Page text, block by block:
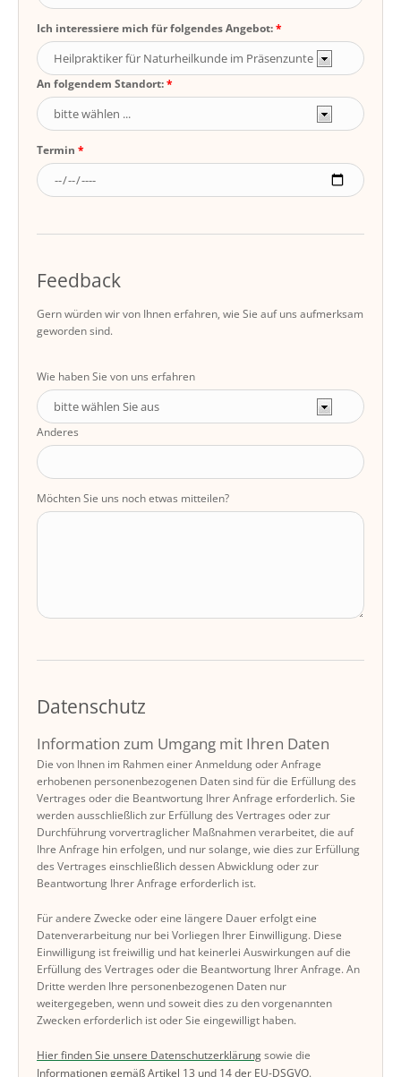
Ich interessiere mich für folgendes Angebot:
An folgendem Standort:
Termin
Feedback
Gern würden wir von Ihnen erfahren, wie Sie auf uns aufmerksam
geworden sind.
Wie haben Sie von uns erfahren
Anderes
Möchten Sie uns noch etwas mitteilen?
Datenschutz
Information zum Umgang mit Ihren Daten
Die von Ihnen im Rahmen einer Anmeldung oder Anfrage
erhobenen personenbezogenen Daten sind für die Erfüllung des
Vertrages oder die Beantwortung Ihrer Anfrage erforderlich. Sie
werden ausschließlich zur Erfüllung des Vertrages oder zur
Durchführung vorvertraglicher Maßnahmen verarbeitet, die auf
Ihre Anfrage hin erfolgen, und nur solange, wie dies zur Erfüllung
des Vertrages einschließlich dessen Abwicklung oder zur
Beantwortung Ihrer Anfrage erforderlich ist.
Für andere Zwecke oder eine längere Dauer erfolgt eine
Datenverarbeitung nur bei Vorliegen Ihrer Einwilligung. Diese
Einwilligung ist freiwillig und hat keinerlei Auswirkungen auf die
Erfüllung des Vertrages oder die Beantwortung Ihrer Anfrage. An
Dritte werden Ihre personenbezogenen Daten nur
weitergegeben, wenn und soweit dies zu den vorgenannten
Zwecken erforderlich ist oder Sie eingewilligt haben.
Hier finden Sie unsere Datenschutzerklärungsowie die
Informationen gemäß Artikel 13 und 14 der EU-DSGVO.